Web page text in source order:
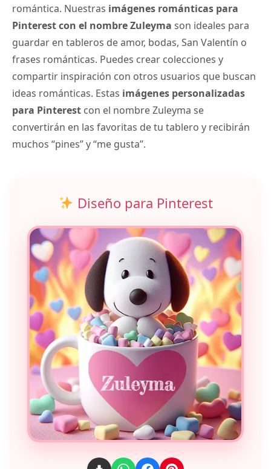
romántica. Nuestras imágenes románticas para
Pinterest con el nombre Zuleyma son ideales para
guardar en tableros de amor, bodas, San Valentín o
frases románticas. Puedes crear colecciones y
compartir inspiración con otros usuarios que buscan
ideas románticas. Estas imágenes personalizadas
para Pinterest con el nombre Zuleyma se
convertirán en las favoritas de tu tablero y recibirán
muchos “pines” y “me gusta”.
Diseño para Pinterest